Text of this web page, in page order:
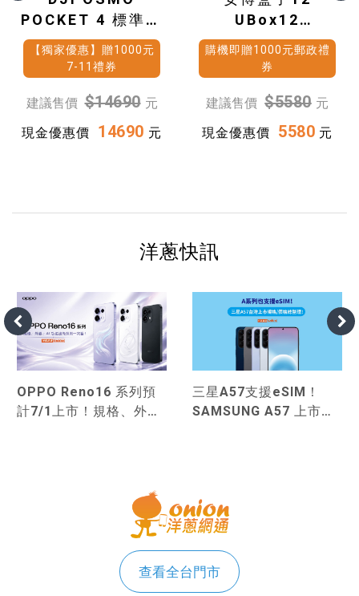
POCKET 4 標準套
裝
【獨家優惠】贈1000元
7-11禮券
建議售價 $14690 元
現金優惠價
14690 元
UBox12
(4G+64G)
購機即贈1000元郵政禮
券
建議售價 $5580 元
現金優惠價
5580 元
洋蔥快訊
OPPO Reno16 系列預
計7/1上市！規格、外
三星A57支援eSIM！
SAMSUNG A57 上市規
查看全台門市